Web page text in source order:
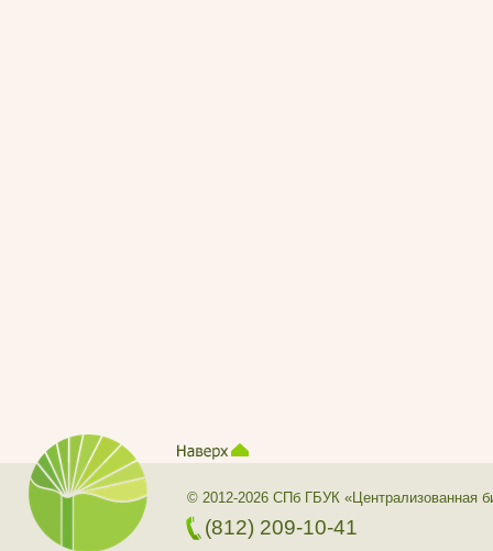
© 2012-2026 СПб ГБУК «Централизованная
(812) 209-10-41